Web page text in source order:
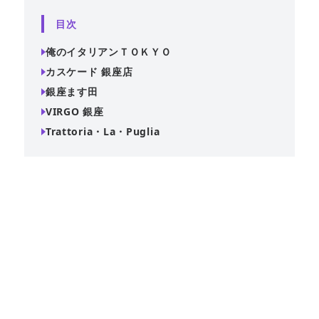
目次
俺のイタリアンＴＯＫＹＯ
カスケード 銀座店
銀座ます田
VIRGO 銀座
Trattoria・La・Puglia